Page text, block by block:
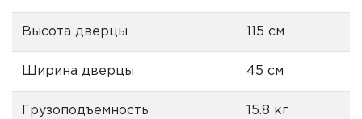
Высота дверцы 115 см
Ширина дверцы 45 см
Грузоподъемность 15.8 кг